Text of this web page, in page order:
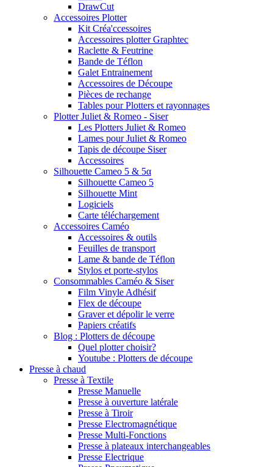
DrawCut
Accessoires Plotter
Kit Créa'ccessoires
Accessoires plotter Graphtec
Raclette & Feutrine
Bande de Téflon
Galet Entrainement
Accessoires de Découpe
Pièces de rechange
Tables pour Plotters et rayonnages
Plotter Juliet & Romeo - Siser
Les Plotters Juliet & Romeo
Lames pour Juliet & Romeo
Tapis de découpe Siser
Accessoires
Silhouette Cameo 5 & 5α
Silhouette Cameo 5
Silhouette Mint
Logiciels
Carte téléchargement
Accessoires Caméo
Accessoires & outils
Feuilles de transport
Lame & bande de Téflon
Stylos et porte-stylos
Consommables Caméo & Siser
Film Vinyle Adhésif
Flex de découpe
Graver et dépolir le verre
Papiers créatifs
Blog : Plotters de découpe
Quel plotter choisir?
Youtube : Plotters de découpe
Presse à chaud
Presse à Textile
Presse Manuelle
Presse à ouverture latérale
Presse à Tiroir
Presse Electromagnétique
Presse Multi-Fonctions
Presse à plateaux interchangeables
Presse Electrique